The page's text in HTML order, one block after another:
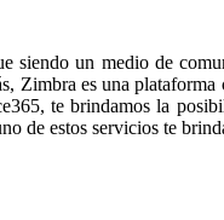
siendo un medio de
Zimbra es una
te brindamos la
de estos servicios te